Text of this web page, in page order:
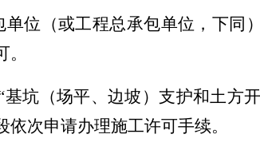
位（或工程总承包单位，下同）
基坑（场平、边坡）支护和土方
依次申请办理施工许可手续。